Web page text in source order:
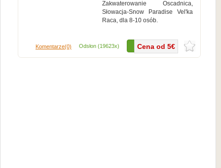
Cena od 5€
Zakwaterowanie Oscadnica,
Słowacja-Snow Paradise Vel'ka
Raca, dla 8-10 osób.
Komentarze(0) Odsłon (19623x) Więcej...